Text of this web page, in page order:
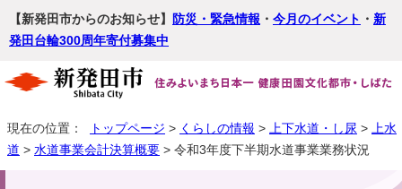
【新発田市からのお知らせ】 防災・緊急情報 ・ 今月のイベント ・ 新
発田台輪300周年寄付募集中
現在の位置： トップページ > くらしの情報 > 上下水道・し尿 >
上水
道 > 水道事業会計決算概要 > 令和3年度下半期水道事業業務状況